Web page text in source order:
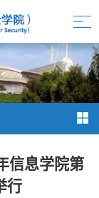
信息学院第
行